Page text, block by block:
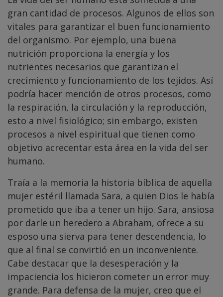
gran cantidad de procesos. Algunos de ellos son
vitales para garantizar el buen funcionamiento
del organismo. Por ejemplo, una buena
nutrición proporciona la energía y los
nutrientes necesarios que garantizan el
crecimiento y funcionamiento de los tejidos. Así
podría hacer mención de otros procesos, como
la respiración, la circulación y la reproducción,
esto a nivel fisiológico; sin embargo, existen
procesos a nivel espiritual que tienen como
objetivo acrecentar esta área en la vida del ser
humano.
Traía a la memoria la historia bíblica de aquella
mujer estéril llamada Sara, a quien Dios le había
prometido que iba a tener un hijo. Sara, ansiosa
por darle un heredero a Abraham, ofrece a su
esposo una sierva para tener descendencia, lo
que al final se convirtió en un inconveniente.
Cabe destacar que la desesperación y la
impaciencia los hicieron cometer un error muy
grande. Para defensa de la mujer, creo que el